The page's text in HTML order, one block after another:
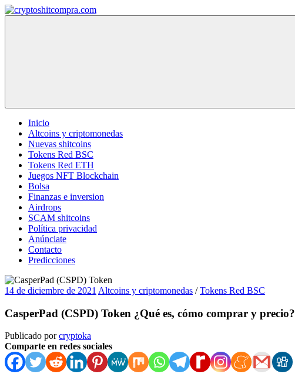
Saltar
al
Inicio
Altcoins y criptomonedas
Nuevas shitcoins
Tokens Red BSC
Tokens Red ETH
Juegos NFT Blockchain
Bolsa
Finanzas e inversion
Airdrops
SCAM shitcoins
Política privacidad
Anúnciate
Contacto
Predicciones
14 de diciembre de 2021 Altcoins y criptomonedas /Tokens Red BSC
CasperPad (CSPD) Token ¿Qué es, cómo comprar y precio?
Publicado porcryptoka
Comparte en redes sociales